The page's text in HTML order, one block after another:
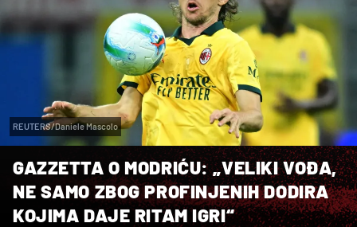
REUTERS/Daniele Mascolo
GAZZETTA O MODRIĆU: „VELIKI VOĐA,
NE SAMO ZBOG PROFINJENIH DODIRA
KOJIMA DAJE RITAM IGRI“